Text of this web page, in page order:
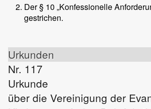
Der § 10 „Konfessionelle
gestrichen.
Urkunden
Nr. 117
Urkunde
über die Vereinigung der